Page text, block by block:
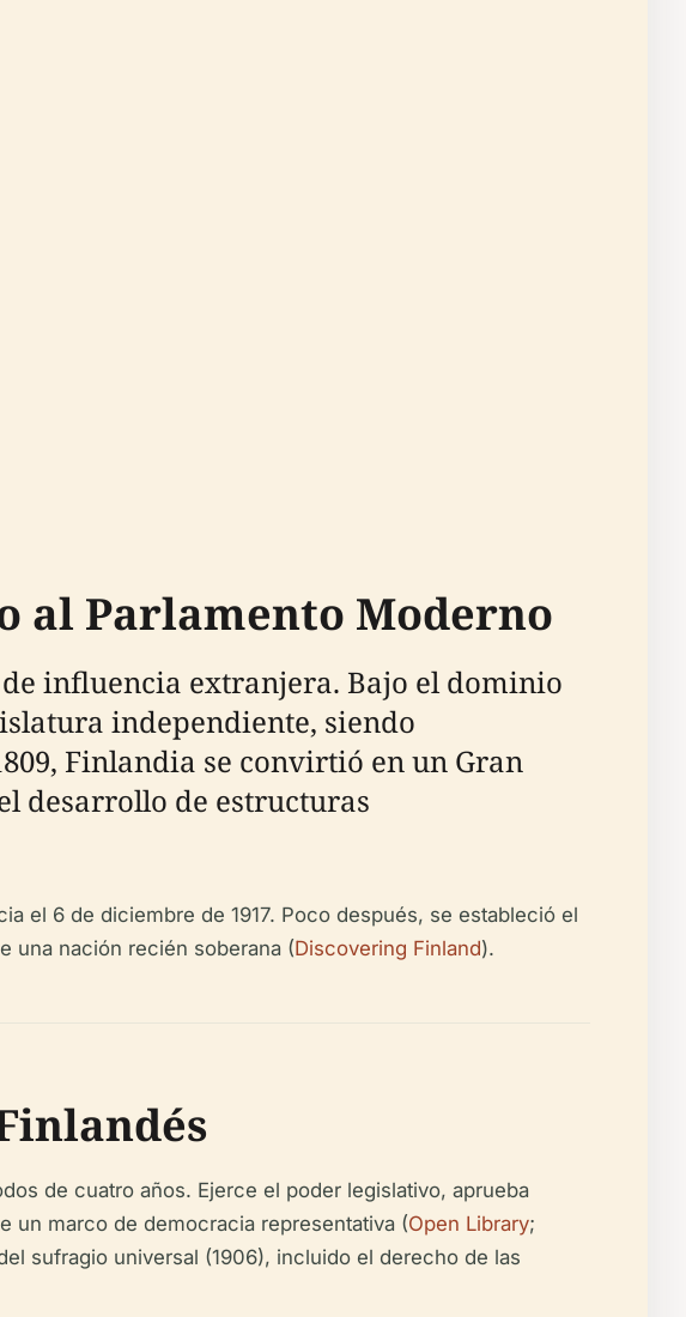
al Parlamento Moderno
influencia extranjera. Bajo el dominio
independiente, siendo
Finlandia se convirtió en un Gran
desarrollo de estructuras
el 6 de diciembre de 1917. Poco después, se estableció el
una nación recién soberana (Discovering Finland).
de cuatro años. Ejerce el poder legislativo, aprueba
un marco de democracia representativa (Open Library;
sufragio universal (1906), incluido el derecho de las